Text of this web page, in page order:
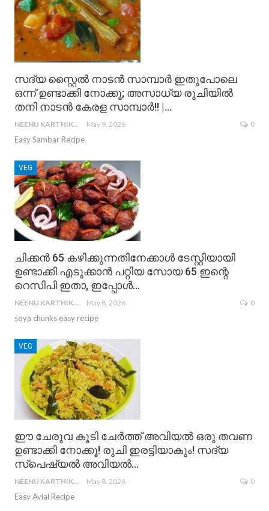
സദ്യ സ്റ്റൈൽ നാടൻ സാമ്പാർ ഇതുപോലെ
ഒന്ന് ഉണ്ടാക്കി നോക്കൂ; അസാധ്യ രുചിയിൽ
തനി നാടൻ കേരള സാമ്പാർ!! |…
NEENU KARTHIKA May 9, 2026 0
Easy Sambar Recipe
VEG
ചിക്കൻ 65 കഴിക്കുന്നതിനേക്കാൾ ടേസ്റ്റിയായി
ഉണ്ടാക്കി എടുക്കാൻ പറ്റിയ സോയ 65 ഇന്റെ
റെസിപി ഇതാ, ഇപ്പോൾ…
NEENU KARTHIKA May 8, 2026 0
soya chunks easy recipe
VEG
ഈ ചേരുവ കൂടി ചേർത്ത് അവിയൽ ഒരു തവണ
ഉണ്ടാക്കി നോക്കൂ! രുചി ഇരട്ടിയാകും! സദ്യ
സ്പെഷ്യൽ അവിയൽ…
NEENU KARTHIKA May 8, 2026 0
Easy Avial Recipe